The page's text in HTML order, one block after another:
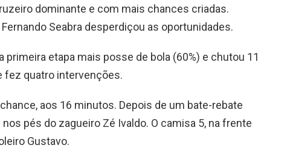
dominante e com mais chances criadas.
Seabra desperdiçou as oportunidades.
etapa mais posse de bola (60%) e chutou 11
fez quatro intervenções.
aos 16 minutos. Depois de um bate-rebate
pés do zagueiro Zé Ivaldo. O camisa 5, na frente
Gustavo.